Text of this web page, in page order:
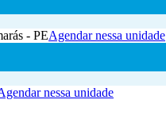
- PEAgendar nessa unidade
nessa unidade